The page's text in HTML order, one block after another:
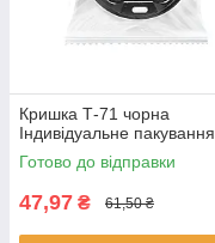
Кришка Т-71 чорна
Індивідуальне пакування
Готово до відправки
47,97 ₴ 61,50 ₴